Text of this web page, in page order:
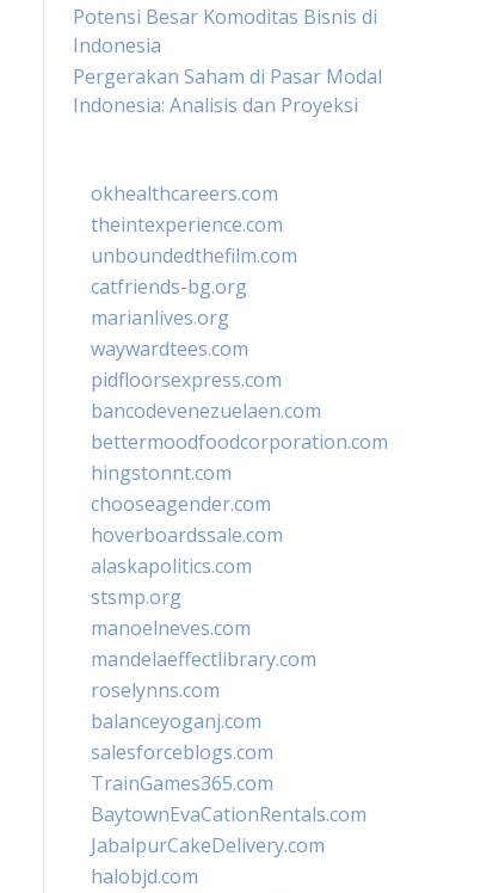
Potensi Besar Komoditas Bisnis di
Indonesia
Pergerakan Saham di Pasar Modal
Indonesia: Analisis dan Proyeksi
okhealthcareers.com
theintexperience.com
unboundedthefilm.com
catfriends-bg.org
marianlives.org
waywardtees.com
pidfloorsexpress.com
bancodevenezuelaen.com
bettermoodfoodcorporation.com
hingstonnt.com
chooseagender.com
hoverboardssale.com
alaskapolitics.com
stsmp.org
manoelneves.com
mandelaeffectlibrary.com
roselynns.com
balanceyoganj.com
salesforceblogs.com
TrainGames365.com
BaytownEvaCationRentals.com
JabalpurCakeDelivery.com
halobjd.com